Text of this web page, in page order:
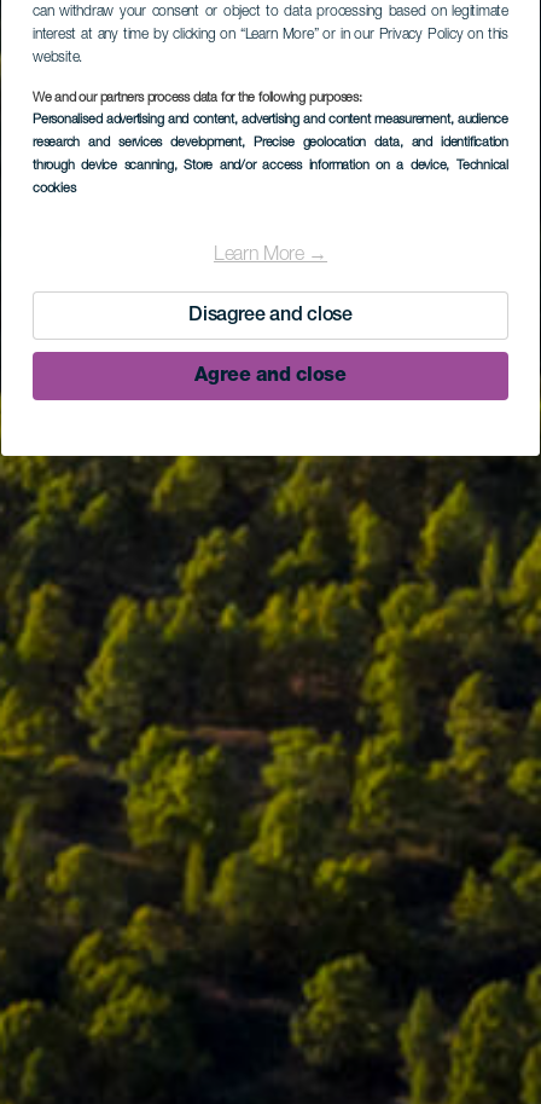
can withdraw your consent or object to data processing based on legitimate
interest at any time by clicking on “Learn More” or in our Privacy Policy on this
website.
We and our partners process data for the following purposes:
Personalised advertising and content, advertising and content measurement, audience
research and services development, Precise geolocation data, and identification
through device scanning, Store and/or access information on a device, Technical
cookies
Learn More →
Disagree and close
Agree and close